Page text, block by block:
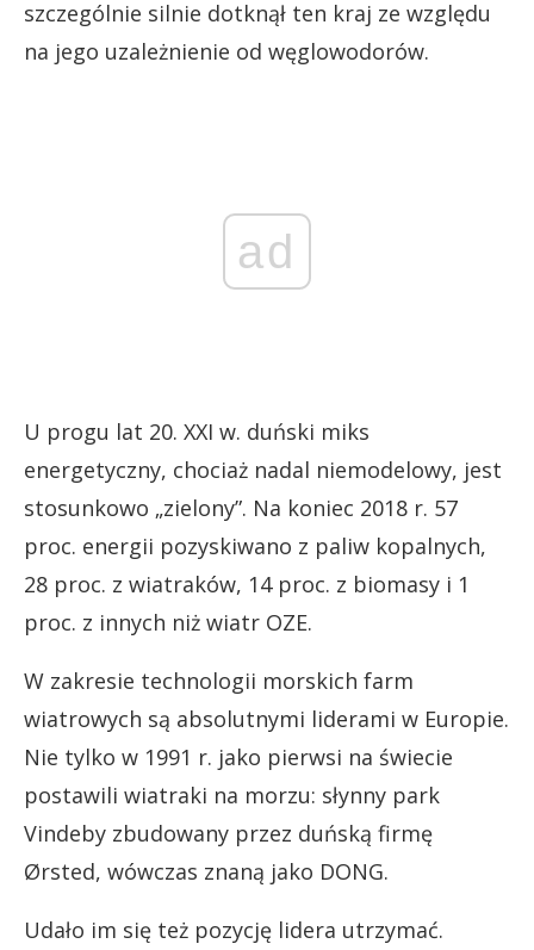
szczególnie silnie dotknął ten kraj ze względu
na jego uzależnienie od węglowodorów.
ad
U progu lat 20. XXI w. duński miks
energetyczny, chociaż nadal niemodelowy, jest
stosunkowo „zielony”. Na koniec 2018 r. 57
proc. energii pozyskiwano z paliw kopalnych,
28 proc. z wiatraków, 14 proc. z biomasy i 1
proc. z innych niż wiatr OZE.
W zakresie technologii morskich farm
wiatrowych są absolutnymi liderami w Europie.
Nie tylko w 1991 r. jako pierwsi na świecie
postawili wiatraki na morzu: słynny park
Vindeby zbudowany przez duńską firmę
Ørsted, wówczas znaną jako DONG.
Udało im się też pozycję lidera utrzymać.